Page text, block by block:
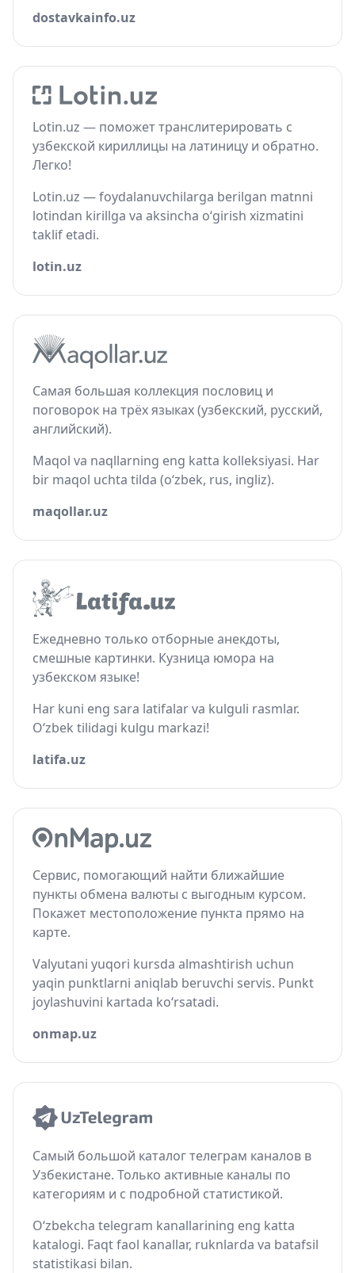
dostavkainfo.uz
Lotin.uz — поможет транслитерировать с
узбекской кириллицы на латиницу и обратно.
Легко!
Lotin.uz — foydalanuvchilarga berilgan matnni
lotindan kirillga va aksincha o‘girish xizmatini
taklif etadi.
lotin.uz
Самая большая коллекция пословиц и
поговорок на трёх языках (узбекский, русский,
английский).
Maqol va naqllarning eng katta kolleksiyasi. Har
bir maqol uchta tilda (o‘zbek, rus, ingliz).
maqollar.uz
Ежедневно только отборные анекдоты,
смешные картинки. Кузница юмора на
узбекском языке!
Har kuni eng sara latifalar va kulguli rasmlar.
O‘zbek tilidagi kulgu markazi!
latifa.uz
Сервис, помогающий найти ближайшие
пункты обмена валюты с выгодным курсом.
Покажет местоположение пункта прямо на
карте.
Valyutani yuqori kursda almashtirish uchun
yaqin punktlarni aniqlab beruvchi servis. Punkt
joylashuvini kartada ko‘rsatadi.
onmap.uz
Самый большой каталог телеграм каналов в
Узбекистане. Только активные каналы по
категориям и с подробной статистикой.
O‘zbekcha telegram kanallarining eng katta
katalogi. Faqt faol kanallar, ruknlarda va batafsil
statistikasi bilan.